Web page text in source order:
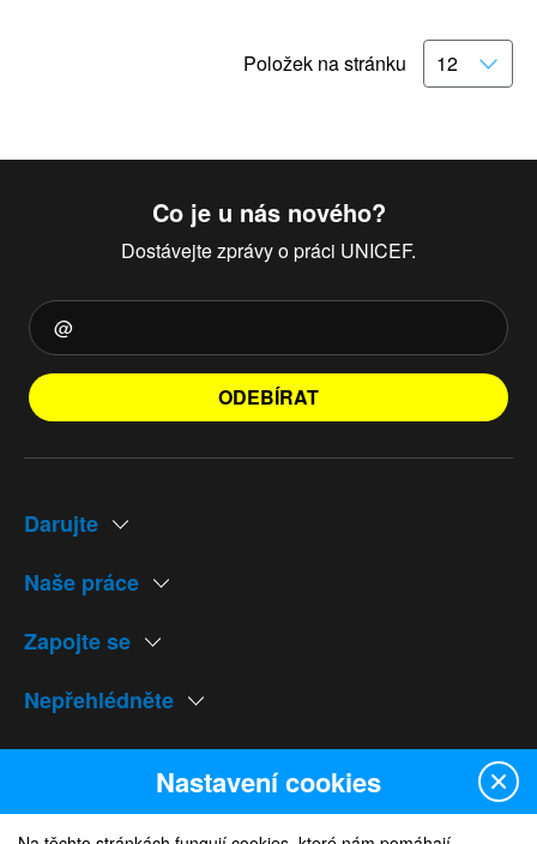
Položek na stránku
Co je u nás nového?
Dostávejte zprávy o práci UNICEF.
ODEBÍRAT
Darujte
Naše práce
Zapojte se
Nepřehlédněte
Naše weby
Nastavení cookies